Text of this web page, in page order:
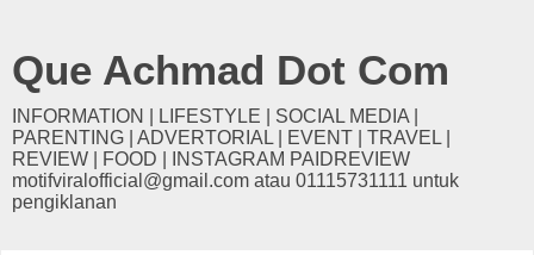
Que Achmad Dot Com
INFORMATION | LIFESTYLE | SOCIAL MEDIA |
PARENTING | ADVERTORIAL | EVENT | TRAVEL |
REVIEW | FOOD | INSTAGRAM PAIDREVIEW
motifviralofficial@gmail.com atau 01115731111 untuk
pengiklanan